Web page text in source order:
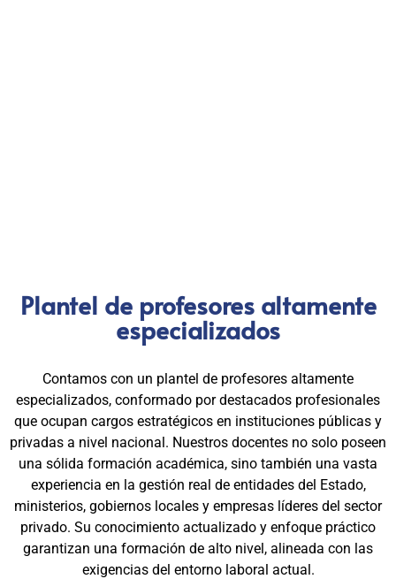
Plantel de profesores altamente
especializados
Contamos con un plantel de profesores altamente
especializados, conformado por destacados profesionales
que ocupan cargos estratégicos en instituciones públicas y
privadas a nivel nacional. Nuestros docentes no solo poseen
una sólida formación académica, sino también una vasta
experiencia en la gestión real de entidades del Estado,
ministerios, gobiernos locales y empresas líderes del sector
privado. Su conocimiento actualizado y enfoque práctico
garantizan una formación de alto nivel, alineada con las
exigencias del entorno laboral actual.